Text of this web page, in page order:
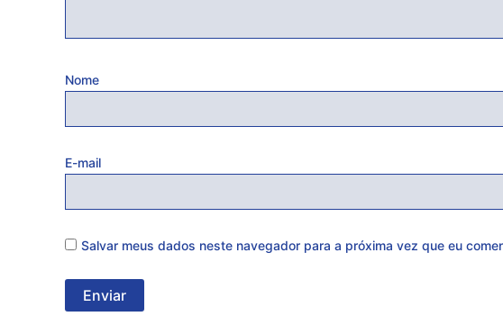
Nome
E-mail
Salvar meus dados neste navegador para a próxima vez que eu